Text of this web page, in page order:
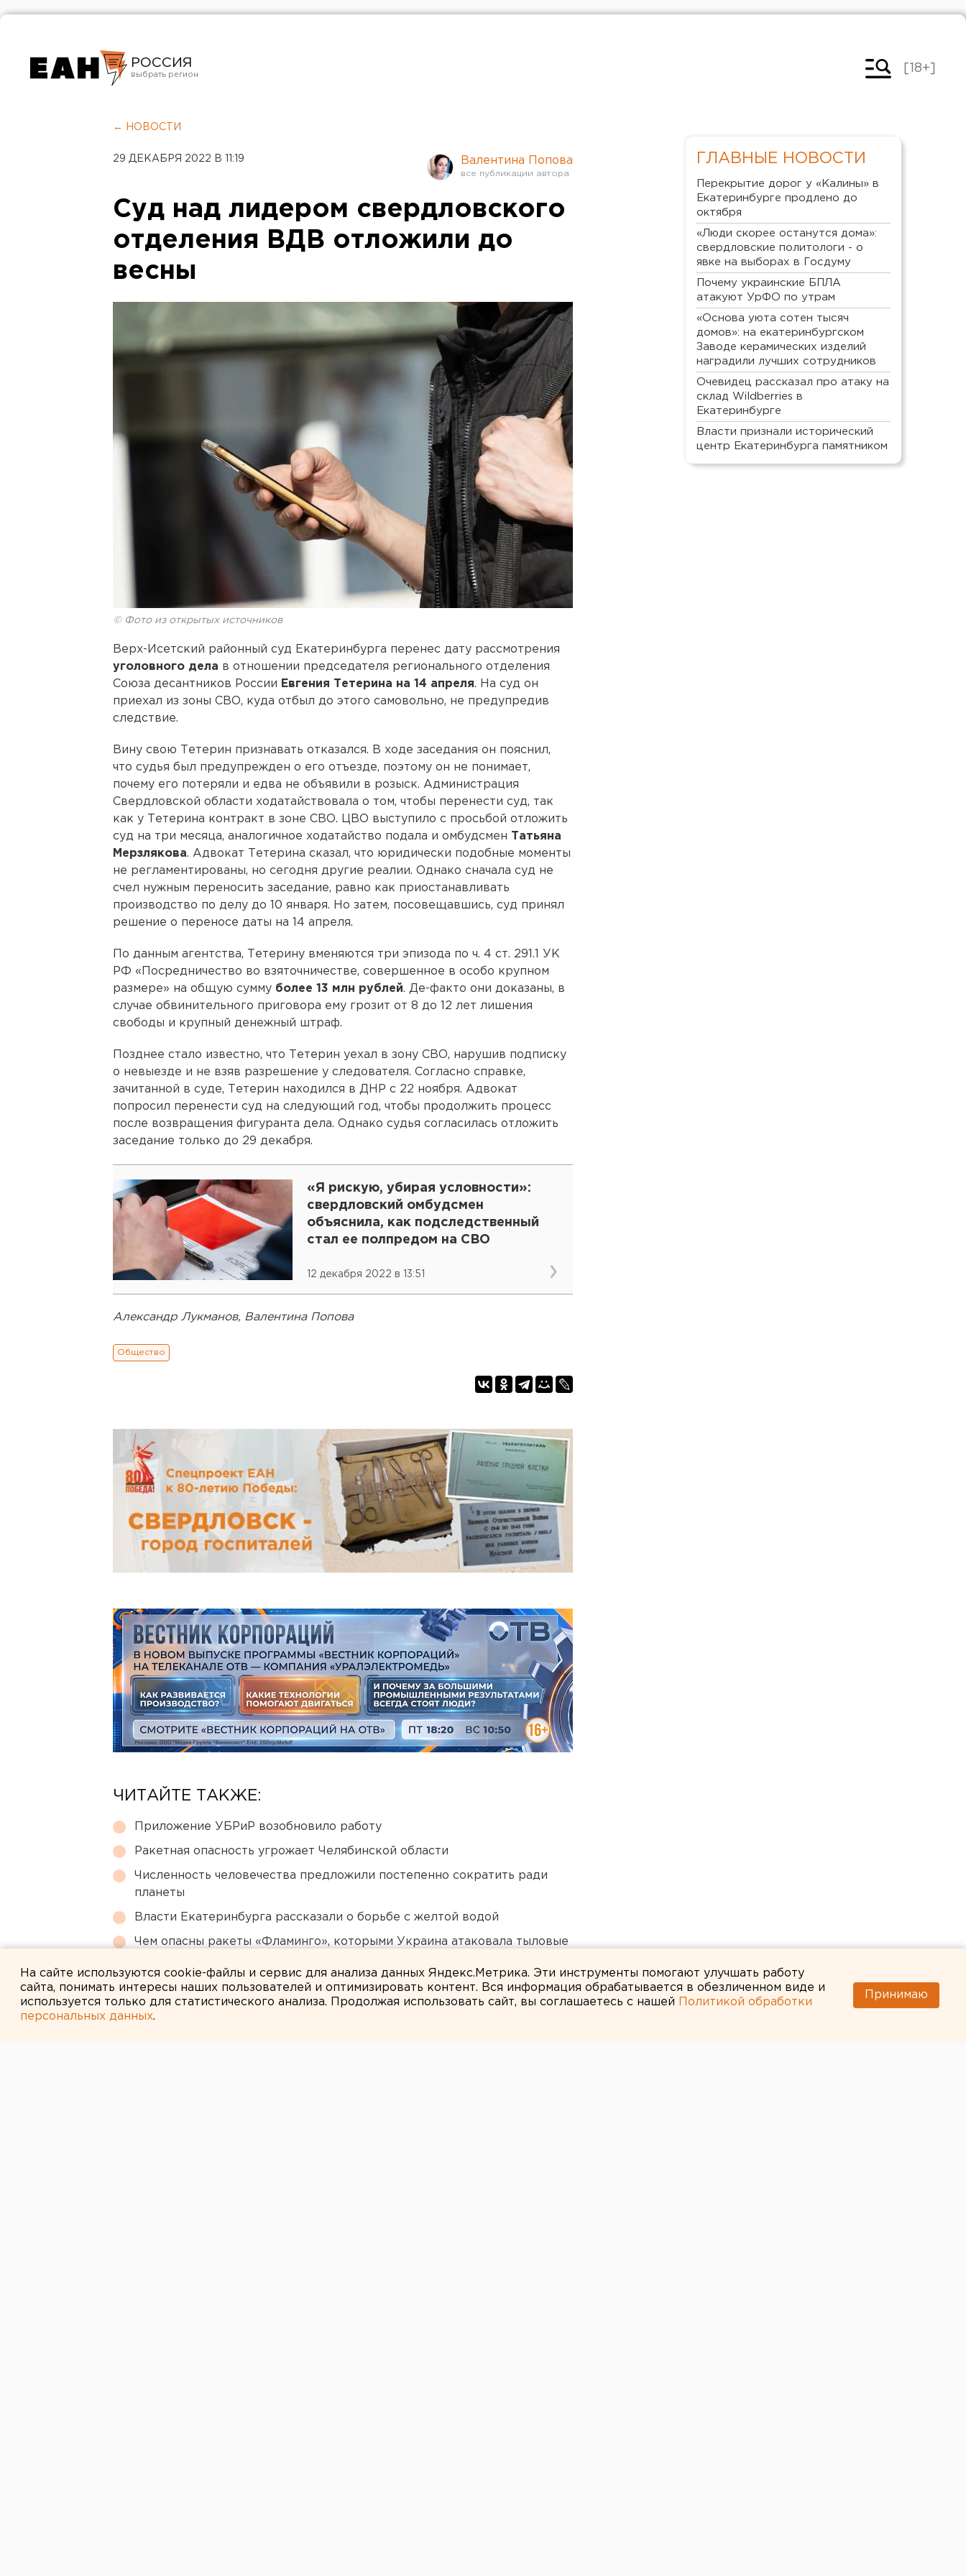
РОССИЯ
Челябинск
[18+]
← НОВОСТИ
29 ДЕКАБРЯ 2022 В 11:19 Валентина Попова
Суд над лидером свердловского
отделения ВДВ отложили до
весны
© Фото из открытых источников
Верх-Исетский районный суд Екатеринбурга перенес дату рассмотрения
уголовного дела в отношении председателя регионального отделения
Союза десантников России Евгения Тетерина на 14 апреля. На суд он
приехал из зоны СВО, куда отбыл до этого самовольно, не предупредив
следствие.
Вину свою Тетерин признавать отказался. В ходе заседания он пояснил,
что судья был предупрежден о его отъезде, поэтому он не понимает,
почему его потеряли и едва не объявили в розыск. Администрация
Свердловской области ходатайствовала о том, чтобы перенести суд, так
как у Тетерина контракт в зоне СВО. ЦВО выступило с просьбой отложить
суд на три месяца, аналогичное ходатайство подала и омбудсмен Татьяна
Мерзлякова. Адвокат Тетерина сказал, что юридически подобные моменты
не регламентированы, но сегодня другие реалии. Однако сначала суд не
счел нужным переносить заседание, равно как приостанавливать
производство по делу до 10 января. Но затем, посовещавшись, суд принял
решение о переносе даты на 14 апреля.
По данным агентства, Тетерину вменяются три эпизода по ч. 4 ст. 291.1 УК
РФ «Посредничество во взяточничестве, совершенное в особо крупном
размере» на общую сумму более 13 млн рублей. Де-факто они доказаны, в
случае обвинительного приговора ему грозит от 8 до 12 лет лишения
свободы и крупный денежный штраф.
Позднее стало известно, что Тетерин уехал в зону СВО, нарушив подписку
о невыезде и не взяв разрешение у следователя. Согласно справке,
зачитанной в суде, Тетерин находился в ДНР с 22 ноября. Адвокат
попросил перенести суд на следующий год, чтобы продолжить процесс
после возвращения фигуранта дела. Однако судья согласилась отложить
заседание только до 29 декабря.
«Я рискую, убирая условности»:
свердловский омбудсмен
объяснила, как подследственный
стал ее полпредом на СВО
12 декабря 2022 в 13:51
Александр Лукманов, Валентина Попова
Общество
ЧИТАЙТЕ ТАКЖЕ:
Приложение УБРиР возобновило работу
Ракетная опасность угрожает Челябинской области
Численность человечества предложили постепенно сократить ради
планеты
Власти Екатеринбурга рассказали о борьбе с желтой водой
Чем опасны ракеты «Фламинго», которыми Украина атаковала тыловые
ГЛАВНЫЕ НОВОСТИ
Перекрытие дорог у «Калины» в
Екатеринбурге продлено до
октября
«Люди скорее останутся дома»:
свердловские политологи - о
явке на выборах в Госдуму
Почему украинские БПЛА
атакуют УрФО по утрам
«Основа уюта сотен тысяч
домов»: на екатеринбургском
Заводе керамических изделий
наградили лучших сотрудников
Очевидец рассказал про атаку на
склад Wildberries в
Екатеринбурге
Власти признали исторический
центр Екатеринбурга памятником
На сайте используются cookie-файлы и сервис для анализа данных Яндекс.Метрика. Эти инструменты помогают улучшать работу
сайта, понимать интересы наших пользователей и оптимизировать контент. Вся информация обрабатывается в обезличенном виде и
используется только для статистического анализа. Продолжая использовать сайт, вы соглашаетесь с нашей
Политикой обработки
персональных данных.
Принимаю